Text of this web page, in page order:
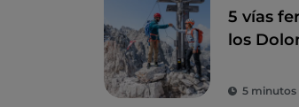
5 vías
los
puedes
5 minutos